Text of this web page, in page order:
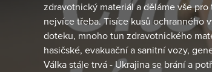
zdravotnický materiál a děláme vše
nejvíce třeba. Tisíce kusů ochranného
doteku, mnoho tun zdravotnického
hasičské, evakuační a sanitní vozy,
Válka stále trvá - Ukrajina se brání a